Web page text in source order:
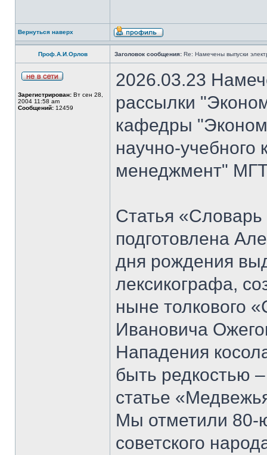
Вернуться наверх
Проф.А.И.Орлов Заголовок сообщения: Re: Намечены выпуски
Зарегистрирован: Вт сен 28,
2004 11:58 am
Сообщений: 12459
2026.03.23
рассылки
кафедры
научно-
менеджмент"
Статья
подготовлена
дня рождения
лексикографа,
ныне толкового
Ивановича
Нападения
быть редкостью
статье
Мы отметили 80-
советского